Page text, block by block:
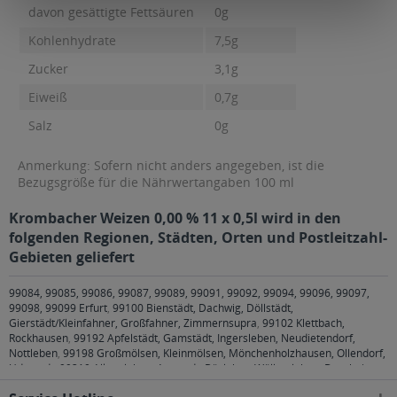
davon gesättigte Fettsäuren
0g
Kohlenhydrate
7,5g
Zucker
3,1g
Eiweiß
0,7g
Salz
0g
Anmerkung: Sofern nicht anders angegeben, ist die
Bezugsgröße für die Nährwertangaben 100 ml
Krombacher Weizen 0,00 % 11 x 0,5l wird in den
folgenden Regionen, Städten, Orten und Postleitzahl-
Gebieten geliefert
99084, 99085, 99086, 99087, 99089, 99091, 99092, 99094, 99096, 99097,
99098, 99099 Erfurt, 99100 Bienstädt, Dachwig, Döllstädt,
Gierstädt/Kleinfahner, Großfahner, Zimmernsupra, 99102 Klettbach,
Rockhausen, 99192 Apfelstädt, Gamstädt, Ingersleben, Neudietendorf,
Nottleben, 99198 Großmölsen, Kleinmölsen, Mönchenholzhausen, Ollendorf,
Udestedt
99310 Alkersleben, Arnstadt, Bösleben-Wüllersleben, Dornheim,